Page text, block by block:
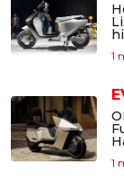
1
1